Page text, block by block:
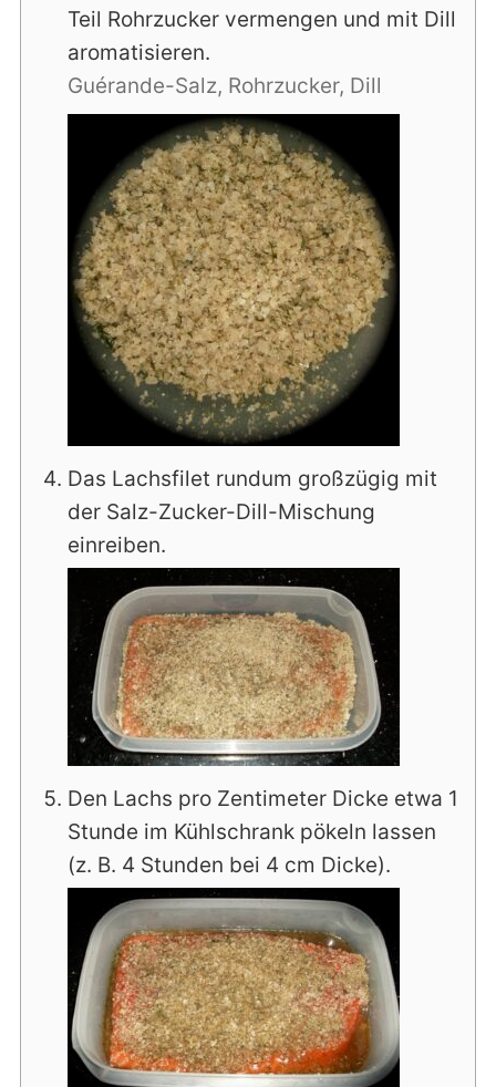
Teil Rohrzucker vermengen und mit Dill
aromatisieren.
Guérande-Salz, Rohrzucker, Dill
Das Lachsfilet rundum großzügig mit
der Salz-Zucker-Dill-Mischung
einreiben.
Den Lachs pro Zentimeter Dicke etwa 1
Stunde im Kühlschrank pökeln lassen
(z. B. 4 Stunden bei 4 cm Dicke).